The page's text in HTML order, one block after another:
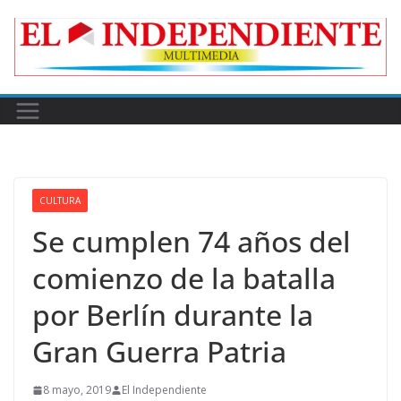
CULTURA
Se cumplen 74 años del
comienzo de la batalla
por Berlín durante la
Gran Guerra Patria
8 mayo, 2019 El Independiente